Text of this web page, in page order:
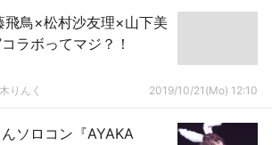
飛鳥×松村沙友理×山下美
ラボってマジ？！
りんく 2019/10/21(Mo) 12:10
ソロコン『AYAKA